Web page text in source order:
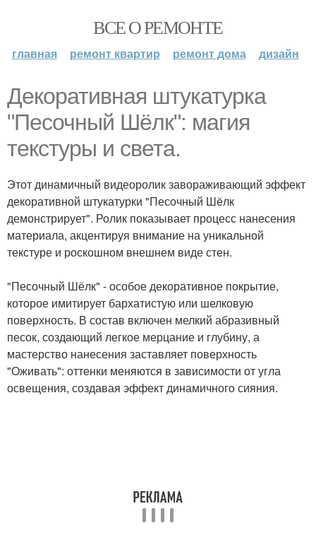
ВСЕ О РЕМОНТЕ
главная ремонт квартир ремонт дома дизайн
Декоративная штукатурка
"Песочный Шёлк": магия
текстуры и света.
Этот динамичный видеоролик завораживающий эффект
декоративной штукатурки "Песочный Шёлк
демонстрирует". Ролик показывает процесс нанесения
материала, акцентируя внимание на уникальной
текстуре и роскошном внешнем виде стен.
"Песочный Шёлк" - особое декоративное покрытие,
которое имитирует бархатистую или шелковую
поверхность. В состав включен мелкий абразивный
песок, создающий легкое мерцание и глубину, а
мастерство нанесения заставляет поверхность
"Оживать": оттенки меняются в зависимости от угла
освещения, создавая эффект динамичного сияния.